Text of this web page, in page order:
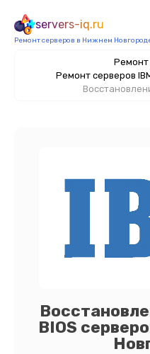
servers-iq.ru
Ремонт серверов в Нижнем
Ремонт
Ремонт серверов
BIOS